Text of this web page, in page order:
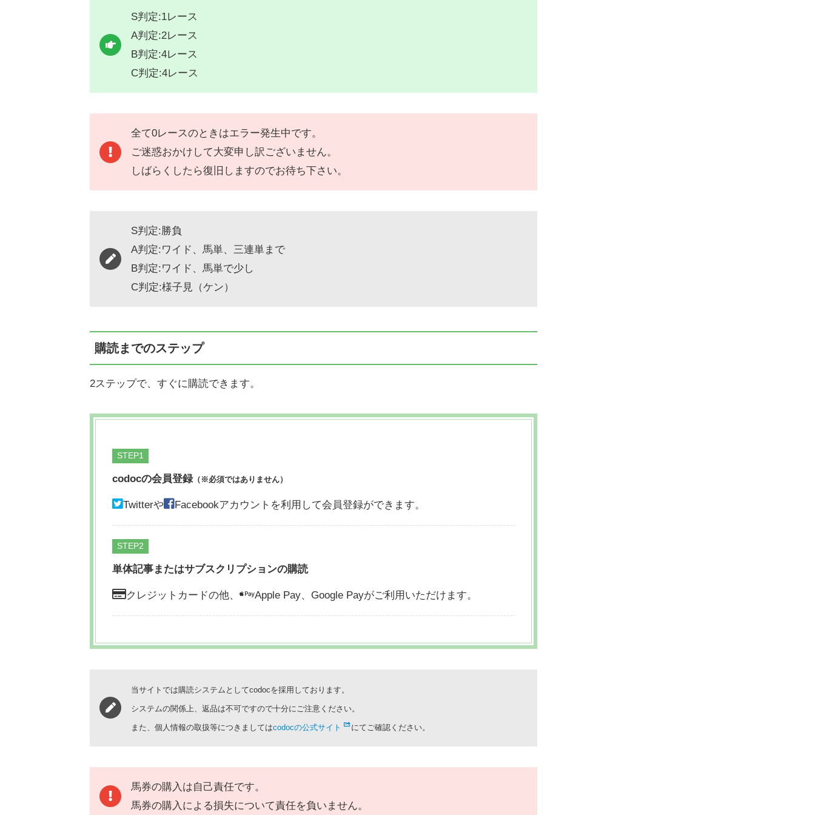
S判定:1レース
A判定:2レース
B判定:4レース
C判定:4レース
全て0レースのときはエラー発生中です。
ご迷惑おかけして大変申し訳ございません。
しばらくしたら復旧しますのでお待ち下さい。
S判定:勝負
A判定:ワイド、馬単、三連単まで
B判定:ワイド、馬単で少し
C判定:様子見（ケン）
購読までのステップ
2ステップで、すぐに購読できます。
STEP
codocの会員登録（※必須ではありません）
Twitterや Facebookアカウントを利用して会員登録ができます。
STEP
単体記事またはサブスクリプションの購読
クレジットカードの他、 Apple Pay、 Google Payがご利用いただけます。
当サイトでは購読システムとしてcodocを採用しております。
システムの関係上、返品は不可ですので十分にご注意ください。
また、個人情報の取扱等につきましてはcodocの公式サイト にてご確認ください。
馬券の購入は自己責任です。
馬券の購入による損失について責任を負いません。